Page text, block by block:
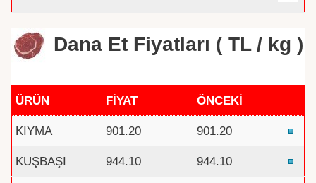
Dana Et Fiyatları ( TL / kg )
ÜRÜN FİYAT ÖNCEKİ
KIYMA 901.20 901.20
KUŞBAŞI 944.10 944.10